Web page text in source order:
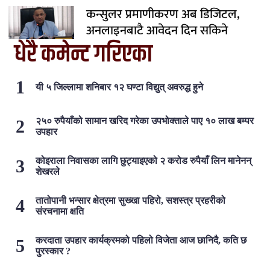
कन्सुलर प्रमाणीकरण अब डिजिटल,
अनलाइनबाटै आवेदन दिन सकिने
धेरै कमेन्ट गरिएका
यी ५ जिल्लामा शनिबार १२ घण्टा विद्युत् अवरुद्ध हुने
२५० रुपैयाँको सामान खरिद गरेका उपभोक्ताले पाए १० लाख बम्पर
उपहार
कोइराला निवासका लागि छुट्याइएको २ करोड रुपैयाँ लिन मानेनन्
शेखरले
तातोपानी भन्सार क्षेत्रमा सुख्खा पहिरो, सशस्त्र प्रहरीको
संरचनामा क्षति
करदाता उपहार कार्यक्रमको पहिलो विजेता आज छानिदै, कति छ
पुरस्कार ?